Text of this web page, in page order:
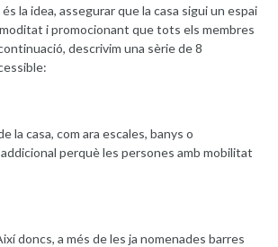
la idea, assegurar que la casa sigui un espai
i promocionant que tots els membres
descrivim una sèrie de 8
la casa, com ara escales, banys o
perquè les persones amb mobilitat
doncs, a més de les ja nomenades barres